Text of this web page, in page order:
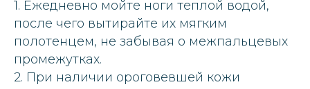
1. Ежедневно мойте ноги теплой водой,
после чего вытирайте их мягким
полотенцем, не забывая о межпальцевых
промежутках.
2. При наличии ороговевшей кожи